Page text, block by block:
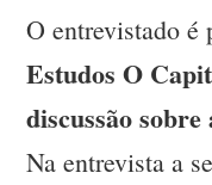
O entrevistado é
Estudos O
discussão
Na entrevista a